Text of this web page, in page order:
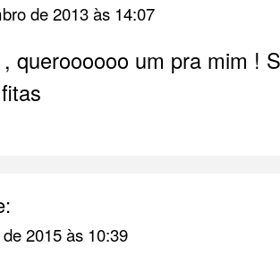
de 2013 às 14:07
queroooooo um pra mim !
2015 às 10:39